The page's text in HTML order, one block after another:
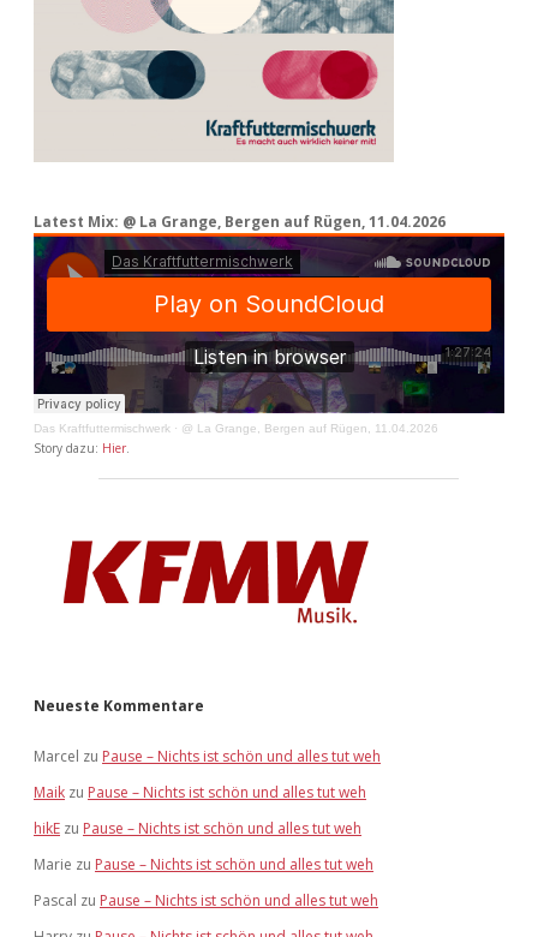
Latest Mix: @ La Grange, Bergen auf Rügen, 11.04.2026
Das Kraftfuttermischwerk · @ La Grange, Bergen auf Rügen, 11.04.2026
Story dazu: Hier
Neueste Kommentare
Marcel zu Pause – Nichts ist schön und alles tut weh
Maik zu Pause – Nichts ist schön und alles tut weh
hikE zu Pause – Nichts ist schön und alles tut weh
Marie zu Pause – Nichts ist schön und alles tut weh
Pascal zu Pause – Nichts ist schön und alles tut weh